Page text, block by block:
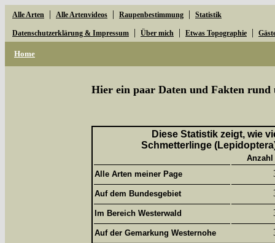
Alle Arten | Alle Artenvideos | Raupenbestimmung | Statistik
Datenschutzerklärung & Impressum | Über mich | Etwas Topographie |
Home
Hier ein paar Daten und Fakten rund
Diese Statistik zeigt, wie
Schmetterlinge
Alle Arten meiner Page
Auf dem Bundesgebiet
Im Bereich Westerwald
Auf der Gemarkung Westernohe